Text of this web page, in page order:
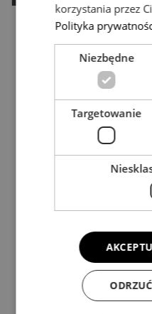
korzystania przez
Polityka
Niezbędne
Targetowanie